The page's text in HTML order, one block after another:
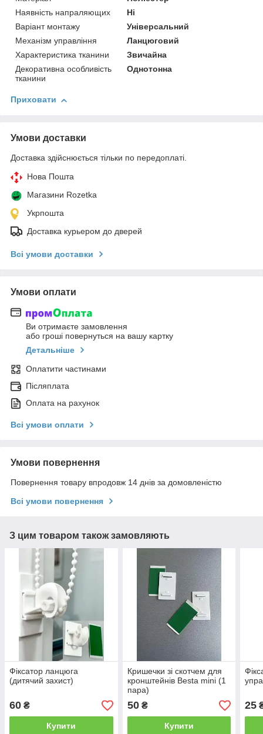
Наявність напраляющих
Ні
Варіант монтажу
Універсальний
Механізм управління
Ланцюговий
Характеристика тканини
Звичайна
Декоративна особливість
тканини
Однотонна
Приховати
Умови доставки
Доставка здійснюється тільки по передоплаті.
Нова Пошта
Магазини Rozetka
Укрпошта
Доставка курьером до дверей
Всі умови доставки
Умови оплати
Ви отримаєте замовлення
або гроші повернуться на вашу картку
Детальніше
Оплатити частинами
Післяплата
Оплата на рахунок
Всі умови оплати
Умови повернення
Повернення товару впродовж 14 днів за домовленістю
Всі умови повернення
З цим товаром також замовляють
Фіксатор ланцюга
(дитячий захист)
60 ₴
Купити
Кришечки зі скотчем для
кронштейнів Besta mini (1
пара)
50₴
Купити
25